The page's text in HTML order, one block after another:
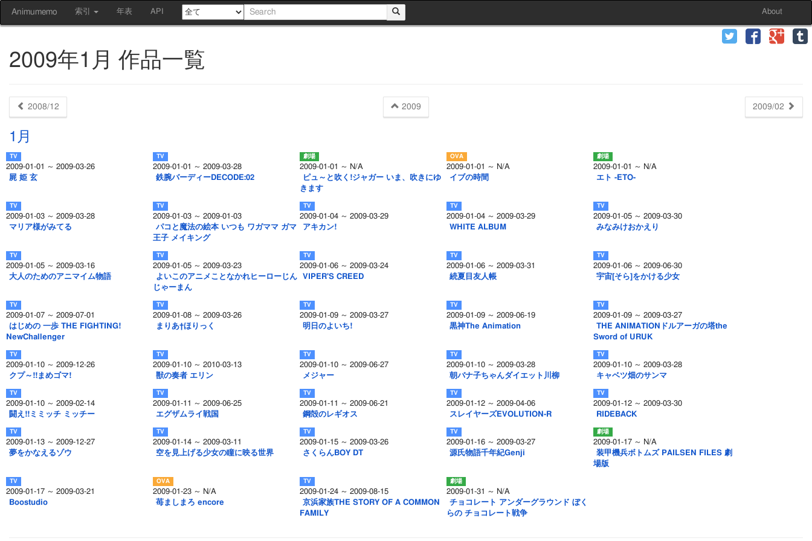
Animumemo 索引 年表 API About
2009年1月 作品一覧
2008/12 2009 2009/02
1月
2009-01-01 ～ 2009-03-26
屍 姫 玄
2009-01-01 ～ 2009-03-28
鉄腕バーディーDECODE:02
2009-01-01 ～ N/A
ピュ～と吹く!ジャガー いま、吹きにゆ
きます
2009-01-01 ～ N/A
イブの時間
2009-01-01 ～ N/A
エト -ETO-
2009-01-03 ～ 2009-03-28
マリア様がみてる
2009-01-03 ～ 2009-01-03
パコと魔法の絵本 いつも ワガママ ガマ
王子 メイキング
2009-01-04 ～ 2009-03-29
アキカン!
2009-01-04 ～ 2009-03-29
WHITE ALBUM
2009-01-05 ～ 2009-03-30
みなみけおかえり
2009-01-05 ～ 2009-03-16
大人のためのアニマイム物語
2009-01-05 ～ 2009-03-23
よいこのアニメことなかれヒーローじん
じゃーまん
2009-01-06 ～ 2009-03-24
VIPER'S CREED
2009-01-06 ～ 2009-03-31
続夏目友人帳
2009-01-06 ～ 2009-06-30
宇宙[そら]をかける少女
2009-01-07 ～ 2009-07-01
はじめの 一歩 THE FIGHTING!
NewChallenger
2009-01-08 ～ 2009-03-26
まりあ†ほりっく
2009-01-09 ～ 2009-03-27
明日のよいち!
2009-01-09 ～ 2009-06-19
黒神The Animation
2009-01-09 ～ 2009-03-27
THE ANIMATIONドルアーガの塔the
Sword of URUK
2009-01-10 ～ 2009-12-26
クプ～!!まめゴマ!
2009-01-10 ～ 2010-03-13
獣の奏者 エリン
2009-01-10 ～ 2009-06-27
メジャー
2009-01-10 ～ 2009-03-28
朝バナ子ちゃんダイエット川柳
2009-01-10 ～ 2009-03-28
キャベツ畑のサンマ
2009-01-10 ～ 2009-02-14
闘え!!ミミッチ ミッチー
2009-01-11 ～ 2009-06-25
エグザムライ戦国
2009-01-11 ～ 2009-06-21
鋼殻のレギオス
2009-01-12 ～ 2009-04-06
スレイヤーズEVOLUTION-R
2009-01-12 ～ 2009-03-30
RIDEBACK
2009-01-13 ～ 2009-12-27
夢をかなえるゾウ
2009-01-14 ～ 2009-03-11
空を見上げる少女の瞳に映る世界
2009-01-15 ～ 2009-03-26
さくらんBOY DT
2009-01-16 ～ 2009-03-27
源氏物語千年紀Genji
2009-01-17 ～ N/A
装甲機兵ボトムズ PAILSEN FILES 劇
場版
2009-01-17 ～ 2009-03-21
Boostudio
2009-01-23 ～ N/A
苺ましまろ encore
2009-01-24 ～ 2009-08-15
京浜家族THE STORY OF A COMMON
FAMILY
2009-01-31 ～ N/A
チョコレート アンダーグラウンド ぼく
らの チョコレート戦争